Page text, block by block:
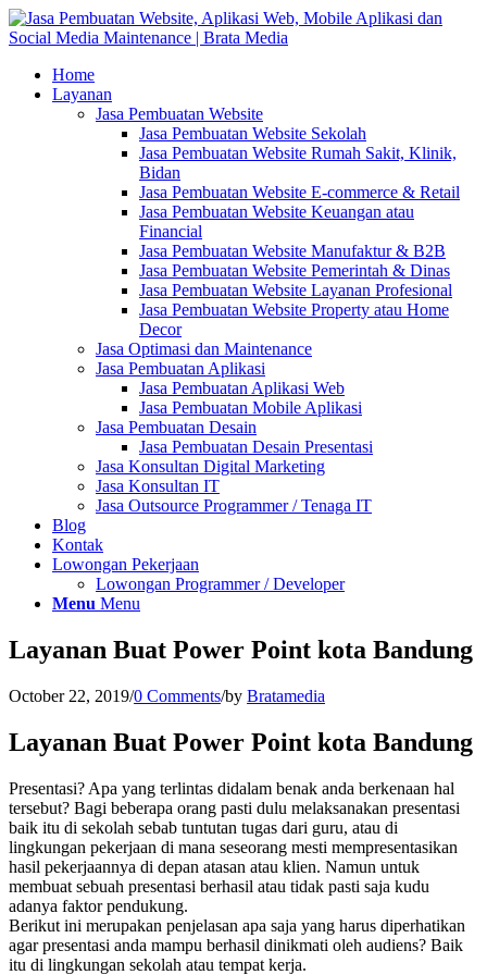
Home
Layanan
Jasa Pembuatan Website
Jasa Pembuatan Website Sekolah
Jasa Pembuatan Website Rumah Sakit, Klinik,
Bidan
Jasa Pembuatan Website E-commerce & Retail
Jasa Pembuatan Website Keuangan atau
Financial
Jasa Pembuatan Website Manufaktur & B2B
Jasa Pembuatan Website Pemerintah & Dinas
Jasa Pembuatan Website Layanan Profesional
Jasa Pembuatan Website Property atau Home
Decor
Jasa Optimasi dan Maintenance
Jasa Pembuatan Aplikasi
Jasa Pembuatan Aplikasi Web
Jasa Pembuatan Mobile Aplikasi
Jasa Pembuatan Desain
Jasa Pembuatan Desain Presentasi
Jasa Konsultan Digital Marketing
Jasa Konsultan IT
Jasa Outsource Programmer / Tenaga IT
Blog
Kontak
Lowongan Pekerjaan
Lowongan Programmer / Developer
Menu Menu
Layanan Buat Power Point kota Bandung
October 22, 2019/0 Comments/by Bratamedia
Layanan Buat Power Point kota Bandung
Presentasi? Apa yang terlintas didalam benak anda berkenaan hal
tersebut? Bagi beberapa orang pasti dulu melaksanakan presentasi
baik itu di sekolah sebab tuntutan tugas dari guru, atau di
lingkungan pekerjaan di mana seseorang mesti mempresentasikan
hasil pekerjaannya di depan atasan atau klien. Namun untuk
membuat sebuah presentasi berhasil atau tidak pasti saja kudu
adanya faktor pendukung.
Berikut ini merupakan penjelasan apa saja yang harus diperhatikan
agar presentasi anda mampu berhasil dinikmati oleh audiens? Baik
itu di lingkungan sekolah atau tempat kerja.